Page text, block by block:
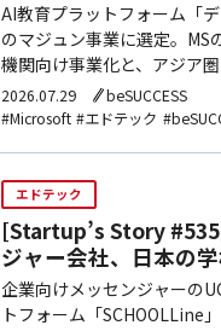
AI教育プラットフォーム「
のマジュン事業に選定。
機関向け事業化と、アジア
4,000機関以上への供給実績
2026.07.29
beSUCCESS
#Microsoft #エドテック
エドテック
[Startup’s Story
ジャー会社、日本の
企業向けメッセンジャーの
トフォーム「SCHOOLLine